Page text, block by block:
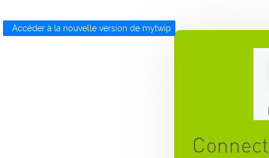
Accéder à la nouvelle version de mytwip